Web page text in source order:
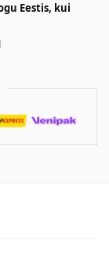
Eestis, kui